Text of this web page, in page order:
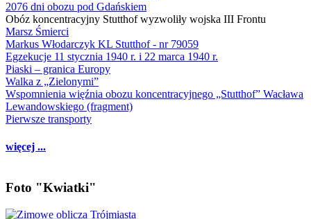
2076 dni obozu pod Gdańskiem
Obóz koncentracyjny Stutthof wyzwoliły wojska III Frontu
Marsz Śmierci
Markus Włodarczyk KL Stutthof - nr 79059
Egzekucje 11 stycznia 1940 r. i 22 marca 1940 r.
Piaski – granica Europy
Walka z „Zielonymi”
Wspomnienia więźnia obozu koncentracyjnego „Stutthof” Wacława
Lewandowskiego (fragment)
Pierwsze transporty
więcej ...
Foto "Kwiatki"